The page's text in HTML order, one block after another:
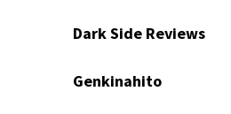
Dark Side Reviews
Genkinahito